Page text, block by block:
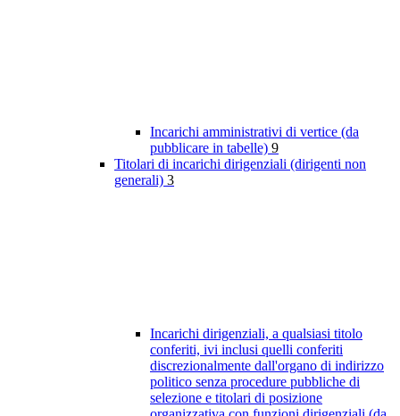
Incarichi amministrativi di vertice (da
pubblicare in tabelle) 9
Titolari di incarichi dirigenziali (dirigenti non
generali) 3
Incarichi dirigenziali, a qualsiasi titolo
conferiti, ivi inclusi quelli conferiti
discrezionalmente dall'organo di indirizzo
politico senza procedure pubbliche di
selezione e titolari di posizione